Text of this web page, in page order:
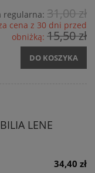
regularna: 31,00 zł
cena z 30 dni przed
obniżką: 15,50 zł
DO KOSZYKA
LENE
34,40 zł